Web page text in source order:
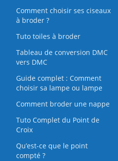
Comment choisir ses ciseaux
à broder ?
Tuto toiles à broder
Tableau de conversion DMC
vers DMC
Guide complet : Comment
choisir sa lampe ou lampe
Comment broder une nappe
Tuto Complet du Point de
Croix
Qu’est-ce que le point
compté ?